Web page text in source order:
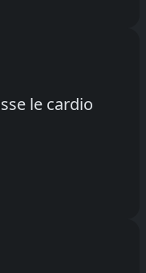
le cardio